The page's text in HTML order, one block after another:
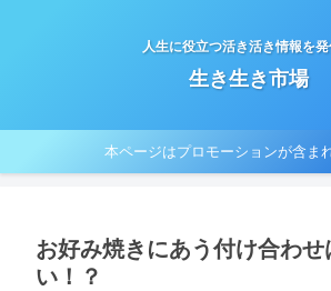
人生に役立つ活き活き情報を発
生き生き市場
本ページはプロモーションが含ま
お好み焼きにあう付け合わせ
い！？